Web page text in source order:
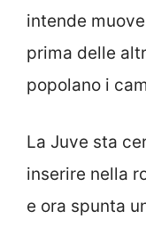
intende
prima delle
popolano i
La Juve sta
inserire nella
e ora spunta